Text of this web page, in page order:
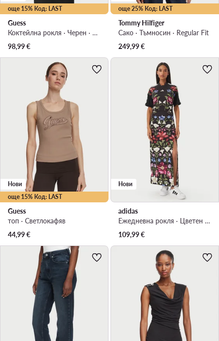
още 15% Код: LAST
Guess
Коктейлна рокля · Черен · Миди
98,99€
още 25% Код: LAST
Tommy Hilfiger
Сако · Тъмносин · Regular Fit
249,99€
още 15% Код: LAST
Нови
Guess
топ · Светлокафяв
44,99€
Нови
adidas
Ежедневна рокля · Цветен · Макси
109,99€